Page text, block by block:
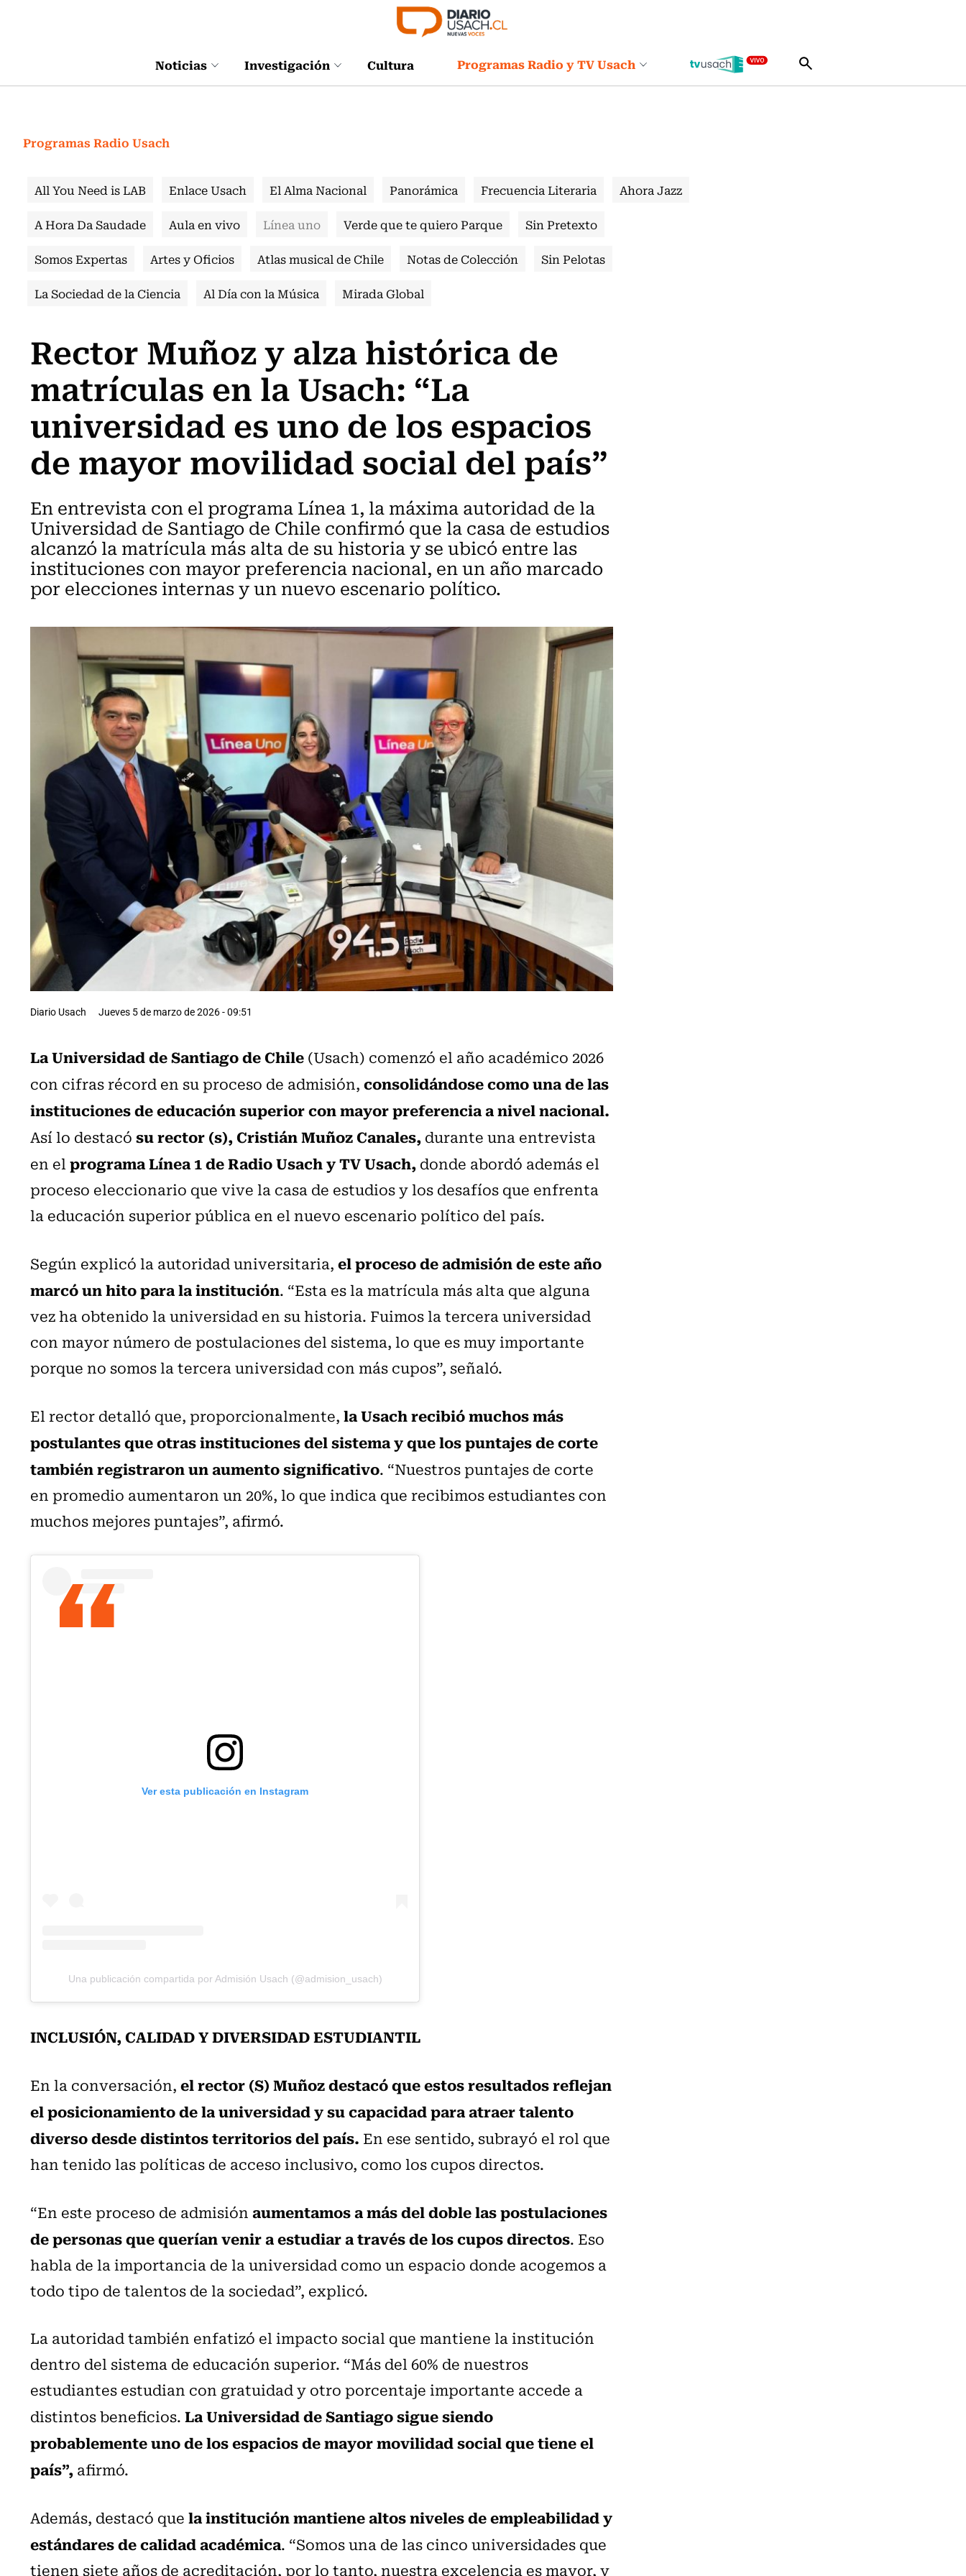
Noticias Investigación Cultura Programas Radio y TV Usach
Programas Radio Usach
All You Need is LAB Enlace Usach El Alma Nacional Panorámica Frecuencia Literaria
Ahora Jazz
A Hora Da Saudade
Aula en vivo Línea uno Verde que te quiero Parque
Sin Pretexto
Somos Expertas
Artes y Oficios Atlas musical de Chile Notas de Colección
Sin Pelotas
La Sociedad de la Ciencia
Al Día con la Música Mirada Global
Rector Muñoz y alza histórica de
matrículas en la Usach: “La
universidad es uno de los espacios
de mayor movilidad social del país”
En entrevista con el programa Línea 1, la máxima autoridad de la
Universidad de Santiago de Chile confirmó que la casa de estudios
alcanzó la matrícula más alta de su historia y se ubicó entre las
instituciones con mayor preferencia nacional, en un año marcado
por elecciones internas y un nuevo escenario político.
Diario Usach Jueves 5 de marzo de 2026 - 09:51
La Universidad de Santiago de Chile(Usach) comenzó el año académico 2026
con cifras récord en su proceso de admisión,consolidándose como una de las
instituciones de educación superior con mayor preferencia a nivel nacional.
Así lo destacósu rector (s), Cristián Muñoz Canales,durante una entrevista
en elprograma Línea 1 de Radio Usach y TV Usach,donde abordó además el
proceso eleccionario que vive la casa de estudios y los desafíos que enfrenta
la educación superior pública en el nuevo escenario político del país.
Según explicó la autoridad universitaria,el proceso de admisión de este año
marcó un hito para la institución. “Esta es la matrícula más alta que alguna
vez ha obtenido la universidad en su historia. Fuimos la tercera universidad
con mayor número de postulaciones del sistema, lo que es muy importante
porque no somos la tercera universidad con más cupos”, señaló.
El rector detalló que, proporcionalmente,la Usach recibió muchos más
postulantes que otras instituciones del sistema y que los puntajes de corte
también registraron un aumento significativo. “Nuestros puntajes de corte
en promedio aumentaron un 20%, lo que indica que recibimos estudiantes con
muchos mejores puntajes”, afirmó.
Ver esta publicación en Instagram
Una publicación compartida por Admisión Usach (@admision_usach)
INCLUSIÓN, CALIDAD Y DIVERSIDAD ESTUDIANTIL
En la conversación,el rector (S) Muñoz destacó que estos resultados reflejan
el posicionamiento de la universidad y su capacidad para atraer talento
diverso desde distintos territorios del país. En ese sentido, subrayó el rol que
han tenido las políticas de acceso inclusivo, como los cupos directos.
“En este proceso de admisiónaumentamos a más del doble las postulaciones
de personas que querían venir a estudiar a través de los cupos directos. Eso
habla de la importancia de la universidad como un espacio donde acogemos a
todo tipo de talentos de la sociedad”, explicó.
La autoridad también enfatizó el impacto social que mantiene la institución
dentro del sistema de educación superior. “Más del 60% de nuestros
estudiantes estudian con gratuidad y otro porcentaje importante accede a
distintos beneficios.La Universidad de Santiago sigue siendo
probablemente uno de los espacios de mayor movilidad social que tiene el
país”,afirmó.
Además, destacó quela institución mantiene altos niveles de empleabilidad y
estándares de calidad académica. “Somos una de las cinco universidades que
tienen siete años de acreditación, por lo tanto, nuestra excelencia es mayor, y